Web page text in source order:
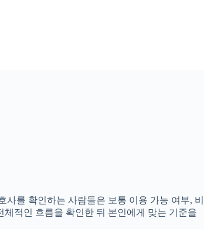
를 확인하는 사람들은 보통 이용 가능 여부, 비
적인 흐름을 확인한 뒤 본인에게 맞는 기준을